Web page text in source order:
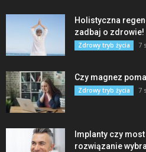
Holistyczna
zadbaj o zdrowie!
Zdrowy tryb życia 7
Czy magnez
Zdrowy tryb życia 7
Implanty czy
rozwiązanie